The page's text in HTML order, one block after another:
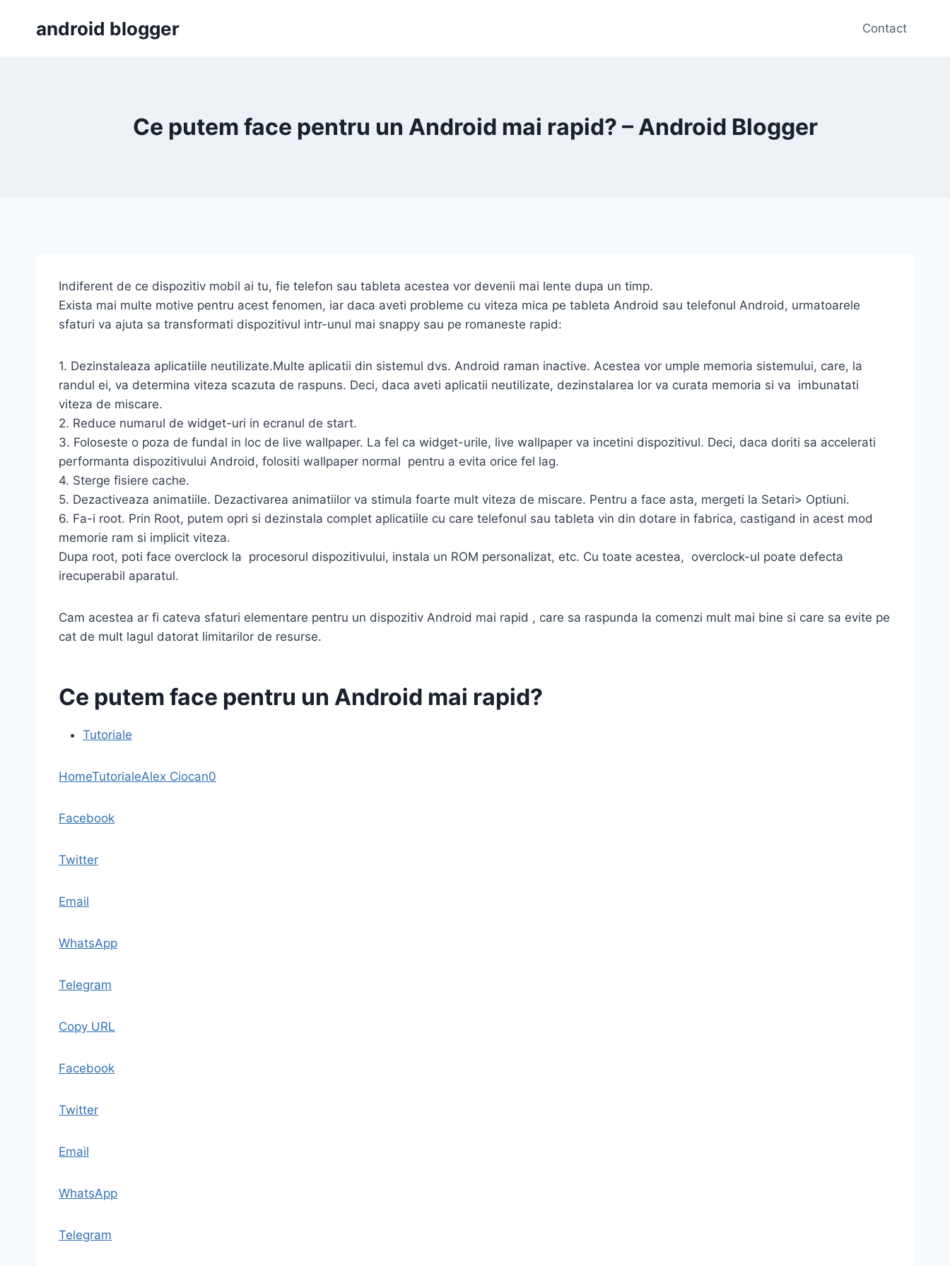
android blogger Contact
Ce putem face pentru un Android mai rapid? – Android Blogger
Indiferent de ce dispozitiv mobil ai tu, fie telefon sau tableta acestea vor devenii mai lente dupa un timp.
Exista mai multe motive pentru acest fenomen, iar daca aveti probleme cu viteza mica pe tableta Android sau telefonul Android, urmatoarele
sfaturi va ajuta sa transformati dispozitivul intr-unul mai snappy sau pe romaneste rapid:
1. Dezinstaleaza aplicatiile neutilizate.Multe aplicatii din sistemul dvs. Android raman inactive. Acestea vor umple memoria sistemului, care, la
randul ei, va determina viteza scazuta de raspuns. Deci, daca aveti aplicatii neutilizate, dezinstalarea lor va curata memoria si va imbunatati
viteza de miscare.
2. Reduce numarul de widget-uri in ecranul de start.
3. Foloseste o poza de fundal in loc de live wallpaper. La fel ca widget-urile, live wallpaper va incetini dispozitivul. Deci, daca doriti sa accelerati
performanta dispozitivului Android, folositi wallpaper normal pentru a evita orice fel lag.
4. Sterge fisiere cache.
5. Dezactiveaza animatiile. Dezactivarea animatiilor va stimula foarte mult viteza de miscare. Pentru a face asta, mergeti la Setari> Optiuni.
6. Fa-i root. Prin Root, putem opri si dezinstala complet aplicatiile cu care telefonul sau tableta vin din dotare in fabrica, castigand in acest mod
memorie ram si implicit viteza.
Dupa root, poti face overclock la procesorul dispozitivului, instala un ROM personalizat, etc. Cu toate acestea, overclock-ul poate defecta
irecuperabil aparatul.
Cam acestea ar fi cateva sfaturi elementare pentru un dispozitiv Android mai rapid , care sa raspunda la comenzi mult mai bine si care sa evite pe
cat de mult lagul datorat limitarilor de resurse.
Ce putem face pentru un Android mai rapid?
Tutoriale
HomeTutorialeAlex Ciocan0
Facebook
Twitter
Email
WhatsApp
Telegram
Copy URL
Facebook
Twitter
Email
WhatsApp
Telegram